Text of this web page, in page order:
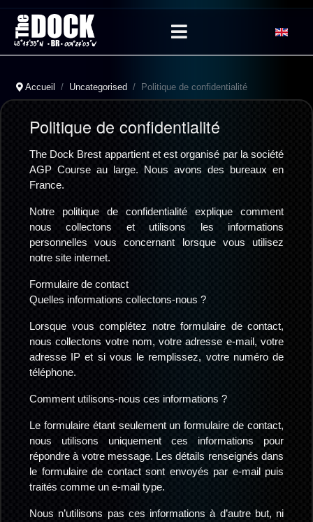
Accueil Uncategorised Politique de confidentialité
Politique de confidentialité
The Dock Brest appartient et est organisé par la société
AGP Course au large. Nous avons des bureaux en
France.
Notre politique de confidentialité explique comment
nous collectons et utilisons les informations
personnelles vous concernant lorsque vous utilisez
notre site internet.
Formulaire de contact
Quelles informations collectons-nous ?
Lorsque vous complétez notre formulaire de contact,
nous collectons votre nom, votre adresse e-mail, votre
adresse IP et si vous le remplissez, votre numéro de
téléphone.
Comment utilisons-nous ces informations ?
Le formulaire étant seulement un formulaire de contact,
nous utilisons uniquement ces informations pour
répondre à votre message. Les détails renseignés dans
le formulaire de contact sont envoyés par e-mail puis
traités comme un e-mail type.
Nous n’utilisons pas ces informations à d’autre but, ni